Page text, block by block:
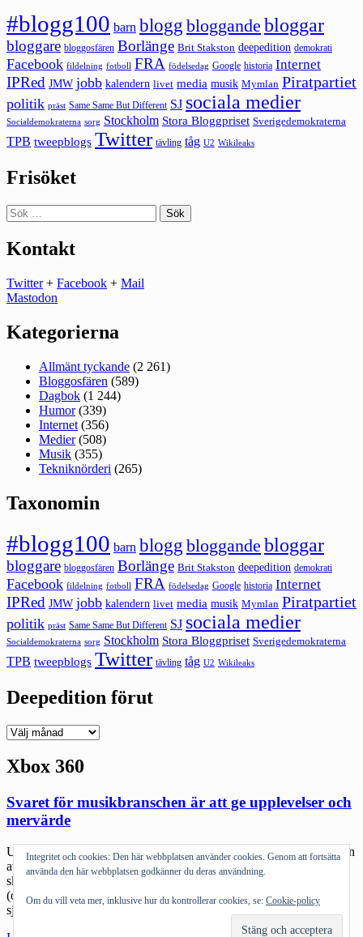
#blogg100 barn blogg bloggande bloggar
bloggare bloggosfären Borlänge Brit Stakston deepedition demokrati
Facebook fildelning fotboll FRA födelsedag Google historia Internet
IPRed JMW jobb kalendern livet media musik Mymlan Piratpartiet
politik präst Same Same But Different SJ sociala medier
Socialdemokraterna sorg Stockholm Stora Bloggpriset Sverigedemokraterna
TPB tweepblogs Twitter tävling tåg U2 Wikileaks
Frisöket
Sök
efter:
Kontakt
Twitter+ Facebook + Mail
Mastodon
Kategorierna
Allmänt tyckande (2 261)
Bloggosfären (589)
Dagbok (1 244)
Humor(339)
Internet (356)
Medier(508)
Musik (355)
Tekniknörderi (265)
Taxonomin
#blogg100 barn blogg bloggande bloggar
bloggare bloggosfären Borlänge Brit Stakston deepedition demokrati
Facebook fildelning fotboll FRA födelsedag Google historia Internet
IPRed JMW jobb kalendern livet media musik Mymlan Piratpartiet
politik präst Same Same But Different SJ sociala medier
Socialdemokraterna sorg Stockholm Stora Bloggpriset Sverigedemokraterna
TPB tweepblogs Twitter tävling tåg U2 Wikileaks
Deepedition förut
Deepedition
Xbox 360
Svaret för musikbranschen är att ge upplevelser och
mervärde
Undrar vad Dick H, Antipirrarna och andra säger om när ena halvan
av Gnarls Barkley: DJ Danger Mouse, väljer att sälja en tom CD-r-
skiva med omslag och grejer men musiken får man ladda ner själv
(och hitta själv). Det är onekligen ett nytt tänk. Det hela har
självklart en bakgrund i Danger Mouses tilltag att […]
Integritet och cookies: Den här webbplatsen använder cookies. Genom att fortsätta
använda den här webbplatsen godkänner du deras användning.
Om du vill veta mer, inklusive hur du kontrollerar cookies, se: Cookie-policy